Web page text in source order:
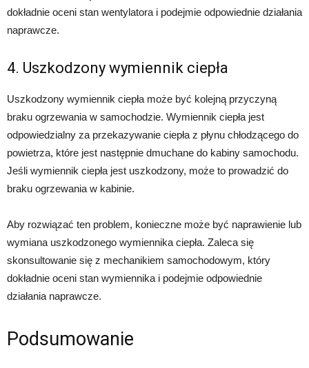
dokładnie oceni stan wentylatora i podejmie odpowiednie działania
naprawcze.
4. Uszkodzony wymiennik ciepła
Uszkodzony wymiennik ciepła może być kolejną przyczyną
braku ogrzewania w samochodzie. Wymiennik ciepła jest
odpowiedzialny za przekazywanie ciepła z płynu chłodzącego do
powietrza, które jest następnie dmuchane do kabiny samochodu.
Jeśli wymiennik ciepła jest uszkodzony, może to prowadzić do
braku ogrzewania w kabinie.
Aby rozwiązać ten problem, konieczne może być naprawienie lub
wymiana uszkodzonego wymiennika ciepła. Zaleca się
skonsultowanie się z mechanikiem samochodowym, który
dokładnie oceni stan wymiennika i podejmie odpowiednie
działania naprawcze.
Podsumowanie